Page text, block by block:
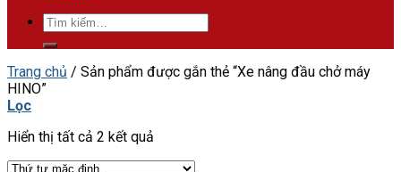
Tìm
kiếm:
Trang chủ / Sản phẩm được gắn thẻ “Xe nâng đầu chở máy
HINO”
Lọc
Hiển thị tất cả 2 kết quả